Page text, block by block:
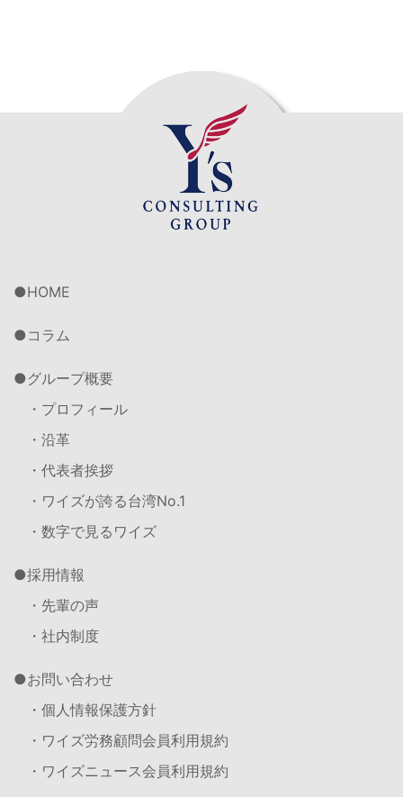
HOME
コラム
グループ概要
・プロフィール
・沿革
・代表者挨拶
・ワイズが誇る台湾No.1
・数字で見るワイズ
採用情報
・先輩の声
・社内制度
お問い合わせ
・個人情報保護方針
・ワイズ労務顧問会員利用規約
・ワイズニュース会員利用規約